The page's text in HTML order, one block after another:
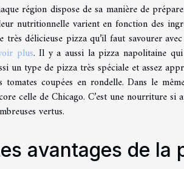
région dispose de sa manière de
nutritionnelle varient en fonction des
très délicieuse pizza qu’il faut savourer
plus. Il y a aussi la pizza napolitaine
un type de pizza très spéciale et assez
tomates coupées en rondelle. Dans le
celle de Chicago. C’est une nourriture
vertus.
avantages de la